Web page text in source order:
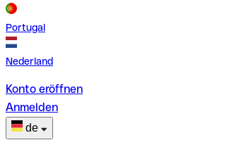
Portugal
Nederland
Konto eröffnen
Anmelden
de